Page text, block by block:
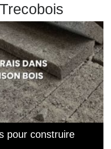
pour construire